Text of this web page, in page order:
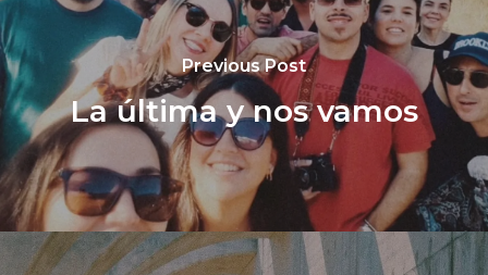
Previous Post
La última y nos vamos